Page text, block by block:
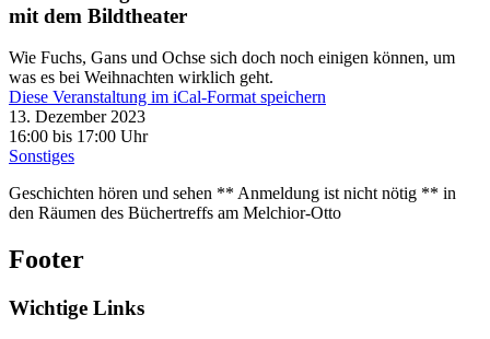
mit dem Bildtheater
Wie Fuchs, Gans und Ochse sich doch noch einigen können, um
was es bei Weihnachten wirklich geht.
Diese Veranstaltung im iCal-Format speichern
13. Dezember 2023
16:00 bis 17:00 Uhr
Sonstiges
Geschichten hören und sehen ** Anmeldung ist nicht nötig ** in
den Räumen des Büchertreffs am Melchior-Otto
Footer
Wichtige Links